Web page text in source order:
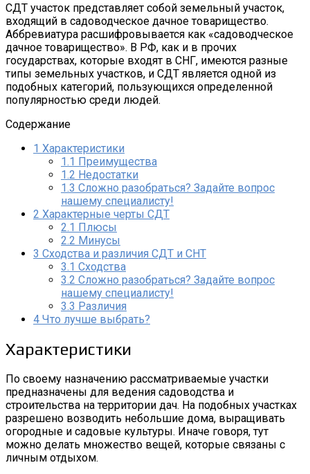
СДТ участок представляет собой земельный участок,
входящий в садоводческое дачное товарищество.
Аббревиатура расшифровывается как «садоводческое
дачное товарищество». В РФ, как и в прочих
государствах, которые входят в СНГ, имеются разные
типы земельных участков, и СДТ является одной из
подобных категорий, пользующихся определенной
популярностью среди людей.
Содержание
1 Характеристики
1.1 Преимущества
1.2 Недостатки
1.3 Сложно разобраться? Задайте вопрос
нашему специалисту!
2 Характерные черты СДТ
2.1 Плюсы
2.2 Минусы
3 Сходства и различия СДТ и СНТ
3.1 Сходства
3.2 Сложно разобраться? Задайте вопрос
нашему специалисту!
3.3 Различия
4 Что лучше выбрать?
Характеристики
По своему назначению рассматриваемые участки
предназначены для ведения садоводства и
строительства на территории дач. На подобных участках
разрешено возводить небольшие дома, выращивать
огородные и садовые культуры. Иначе говоря, тут
можно делать множество вещей, которые связаны с
личным отдыхом.